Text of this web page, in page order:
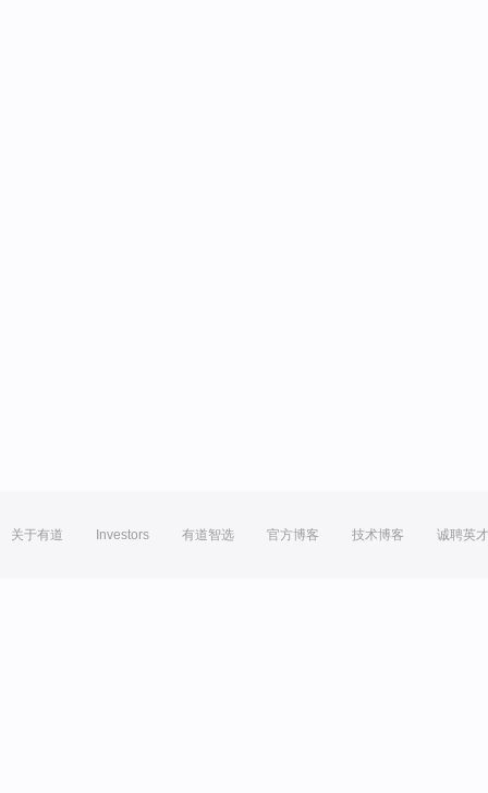
关于有道 Investors 有道智选 官方博客 技术博客 诚聘英才